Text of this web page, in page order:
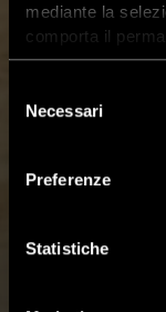
mediante la
comporta il
dunque la
dei cookie attivi
delNecessari
Preferenze
Statistiche
Yemen:
milioni di